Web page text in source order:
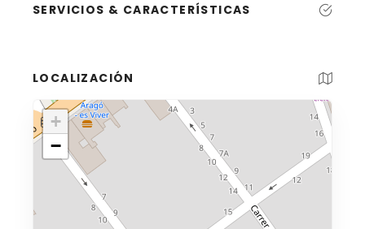
SERVICIOS & CARACTERÍSTICAS
LOCALIZACIÓN
+
−